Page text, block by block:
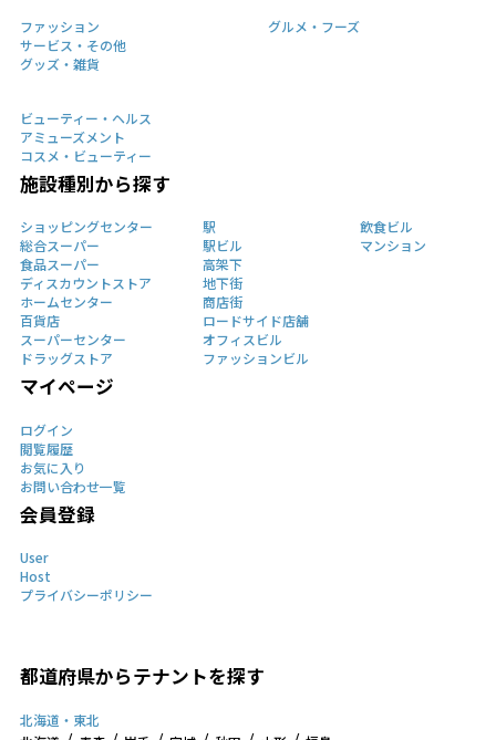
ファッション
サービス・その他
グッズ・雑貨
ビューティー・ヘルス
アミューズメント
コスメ・ビューティー
グルメ・フーズ
施設種別から探す
ショッピングセンター
総合スーパー
食品スーパー
ディスカウントストア
ホームセンター
百貨店
スーパーセンター
ドラッグストア
駅
駅ビル
高架下
地下街
商店街
ロードサイド店舗
オフィスビル
ファッションビル
飲食ビル
マンション
マイページ
ログイン
閲覧履歴
お気に入り
お問い合わせ一覧
会員登録
User
Host
プライバシーポリシー
都道府県からテナントを探す
北海道・東北